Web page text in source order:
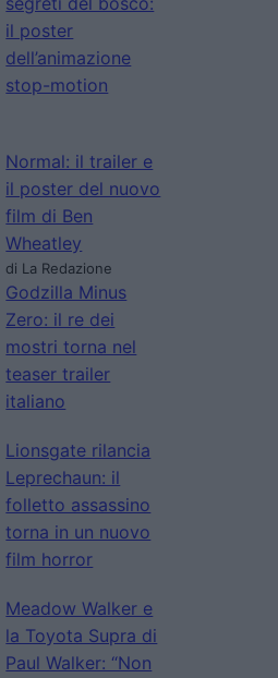
il poster
dell’animazione
stop-motion
Normal: il trailer e
il poster del nuovo
film di Ben
Wheatley
di La Redazione
Godzilla Minus
Zero: il re dei
mostri torna nel
teaser trailer
italiano
Lionsgate rilancia
Leprechaun: il
folletto assassino
torna in un nuovo
film horror
Meadow Walker e
la Toyota Supra di
Paul Walker: “Non